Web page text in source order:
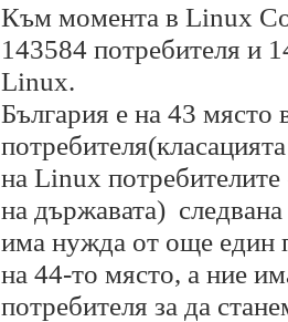
Към момента в Linux
143584 потребителя и
Linux.
България е на 43 място
на Linux
на държавата)
има нужда от още един
на 44-то място, а ние
потребителя за да